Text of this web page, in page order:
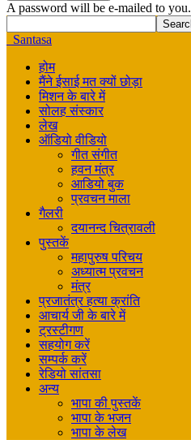
A password will be e-mailed to you.
Santasa
होम
मैंने ईसाई मत क्यों छोड़ा
मिशन के बारे में
सोलह संस्कार
लेख
ऑडियो वीडियो
गीत संगीत
हवन मंत्र
आडियो बुक
प्रवचन माला
गैलरी
दयानन्द चित्रावली
पुस्तकें
महापुरुष परिचय
अध्यात्म प्रवचन
मंत्र
प्रजातंत्र हत्या क्रांति
आचार्य जी के बारे में
ट्रस्टीगण
सहयोग करें
सम्पर्क करें
रेडियो सांतसा
अन्य
भापा की पुस्तकें
भापा के भजन
भापा के लेख